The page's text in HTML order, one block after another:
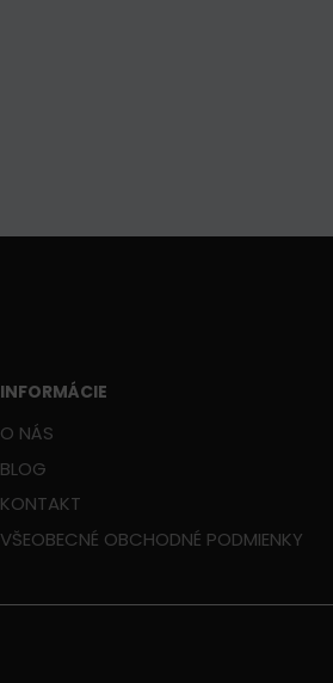
INFORMÁCIE
O NÁS
BLOG
KONTAKT
VŠEOBECNÉ OBCHODNÉ PODMIENKY